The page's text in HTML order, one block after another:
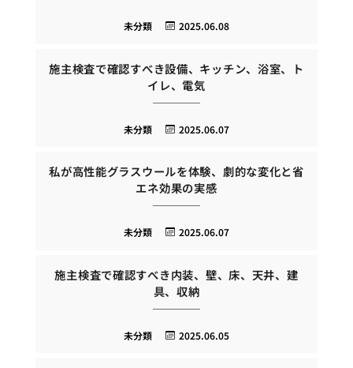
2025.06.08
未分類
施主検査で確認すべき設備、キッチン、浴室、ト
イレ、電気
2025.06.07
未分類
私が高性能グラスウールを体験、劇的な変化と省
エネ効果の実感
2025.06.07
未分類
施主検査で確認すべき内装、壁、床、天井、建
具、収納
2025.06.05
未分類